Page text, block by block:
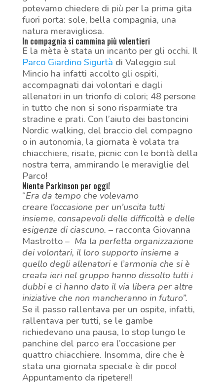
potevamo chiedere di più per la prima gita
fuori porta: sole, bella compagnia, una
natura meravigliosa.
In compagnia si cammina più volentieri
E la mèta è stata un incanto per gli occhi. Il
Parco Giardino Sigurtà di Valeggio sul
Mincio ha infatti accolto gli ospiti,
accompagnati dai volontari e dagli
allenatori in un trionfo di colori; 48 persone
in tutto che non si sono risparmiate tra
stradine e prati. Con l’aiuto dei bastoncini
Nordic walking, del braccio del compagno
o in autonomia, la giornata è volata tra
chiacchiere, risate, picnic con le bontà della
nostra terra, ammirando le meraviglie del
Parco!
Niente Parkinson per oggi!
“Era da tempo che volevamo
creare l’occasione per un’uscita tutti
insieme, consapevoli delle difficoltà e delle
esigenze di ciascuno. – racconta Giovanna
Mastrotto – Ma la perfetta organizzazione
dei volontari, il loro supporto insieme a
quello degli allenatori e l’armonia che si è
creata ieri nel gruppo hanno dissolto tutti i
dubbi e ci hanno dato il via libera per altre
iniziative che non mancheranno in futuro”.
Se il passo rallentava per un ospite, infatti,
rallentava per tutti, se le gambe
richiedevano una pausa, lo stop lungo le
panchine del parco era l’occasione per
quattro chiacchiere. Insomma, dire che è
stata una giornata speciale è dir poco!
Appuntamento da ripetere!!